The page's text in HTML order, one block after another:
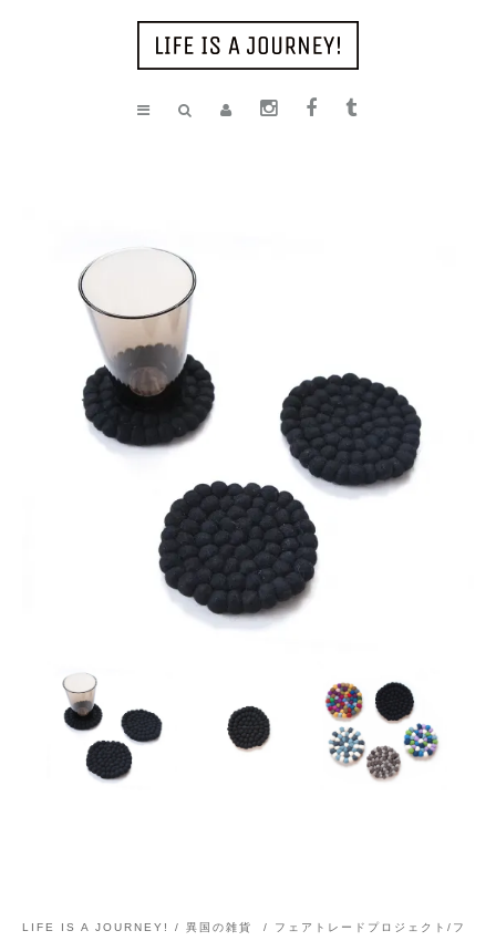
LIFE IS A JOURNEY! / 異国の雑貨 /
フェアトレードプロジェクト/フ